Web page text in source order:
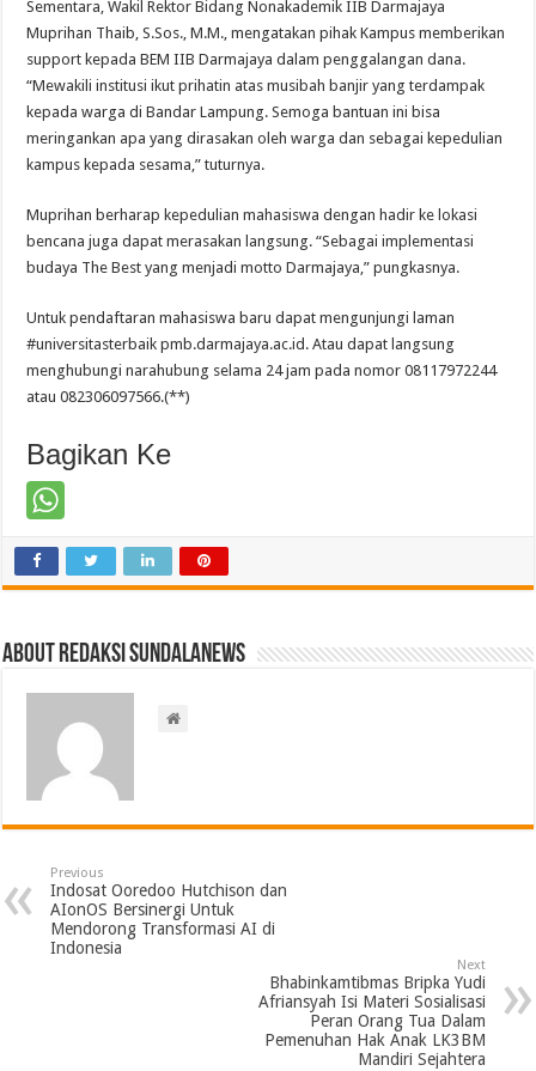
Sementara, Wakil Rektor Bidang Nonakademik IIB Darmajaya
Muprihan Thaib, S.Sos., M.M., mengatakan pihak Kampus memberikan
support kepada BEM IIB Darmajaya dalam penggalangan dana.
“Mewakili institusi ikut prihatin atas musibah banjir yang terdampak
kepada warga di Bandar Lampung. Semoga bantuan ini bisa
meringankan apa yang dirasakan oleh warga dan sebagai kepedulian
kampus kepada sesama,” tuturnya.
Muprihan berharap kepedulian mahasiswa dengan hadir ke lokasi
bencana juga dapat merasakan langsung. “Sebagai implementasi
budaya The Best yang menjadi motto Darmajaya,” pungkasnya.
Untuk pendaftaran mahasiswa baru dapat mengunjungi laman
#universitasterbaik pmb.darmajaya.ac.id. Atau dapat langsung
menghubungi narahubung selama 24 jam pada nomor 08117972244
atau 082306097566.(**)
Bagikan Ke
About Redaksi Sundalanews
Previous
Indosat Ooredoo Hutchison dan
AIonOS Bersinergi Untuk
Mendorong Transformasi AI di
Indonesia
Next
Bhabinkamtibmas Bripka Yudi
Afriansyah Isi Materi Sosialisasi
Peran Orang Tua Dalam
Pemenuhan Hak Anak LK3BM
Mandiri Sejahtera